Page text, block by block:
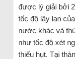
được lý giải bởi
tốc độ lây lan
nước khác và
như tốc độ xét
thiếu hụt. Tại